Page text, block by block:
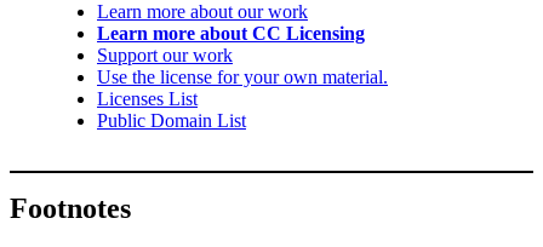
Learn more about our work
Learn more about CC Licensing
Support our work
Use the license for your own material.
Licenses List
Public Domain List
Footnotes